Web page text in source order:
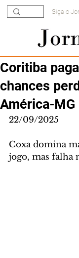
Siga o
Coritiba
chances
América-MG
22/09/2025
Coxa domina
jogo, mas falha